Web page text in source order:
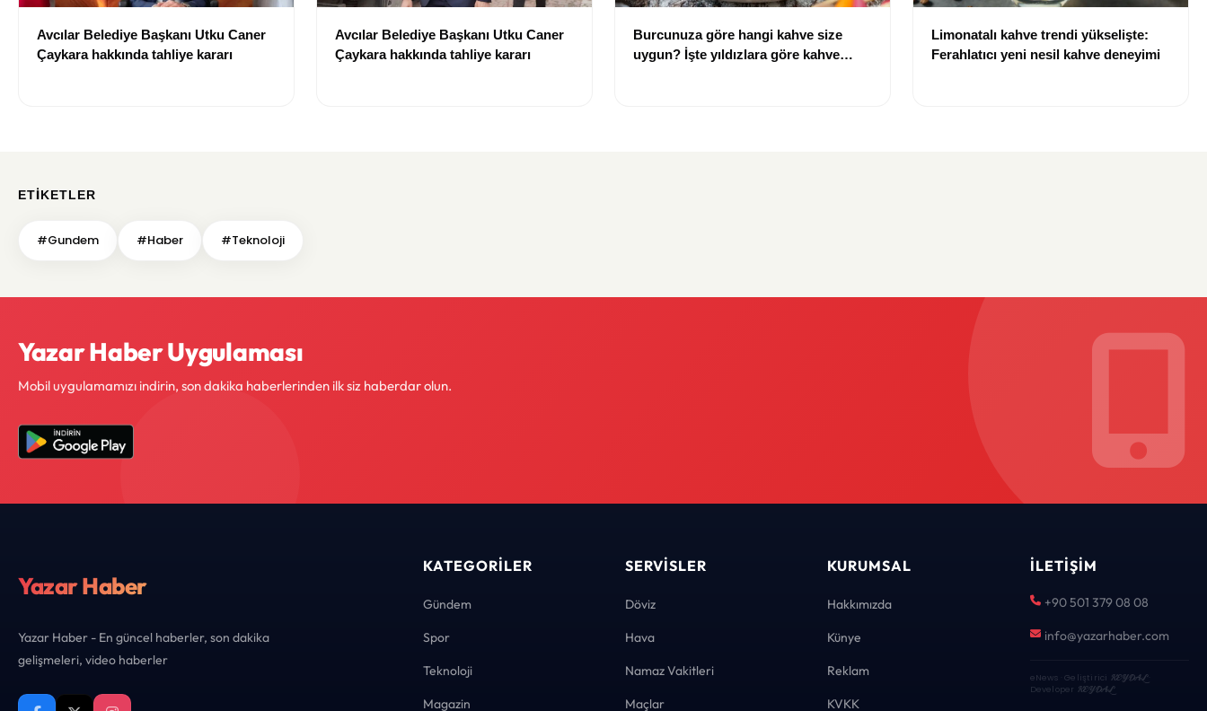
Avcılar Belediye Başkanı Utku Caner
Çaykara hakkında tahliye kararı
Avcılar Belediye Başkanı Utku Caner
Çaykara hakkında tahliye kararı
Burcunuza göre hangi kahve size
uygun? İşte yıldızlara göre kahve
Limonatalı kahve trendi yükselişte:
Ferahlatıcı yeni nesil kahve deneyimi
ETIKETLER
#Gundem #Haber #Teknoloji
Yazar Haber Uygulaması
Mobil uygulamamızı indirin, son dakika haberlerinden ilk siz haberdar olun.
Yazar Haber
Yazar Haber - En güncel haberler, son dakika
gelişmeleri, video haberler
KATEGORILER
Gündem
Spor
Teknoloji
Magazin
SERVISLER
Döviz
Hava
Namaz Vakitleri
Maçlar
KURUMSAL
Hakkımızda
Künye
Reklam
KVKK
İLETIŞIM
+90 501 379 08 08
info@yazarhaber.com
eNews · Geliştirici KEYDAL·
Developer KEYDAL